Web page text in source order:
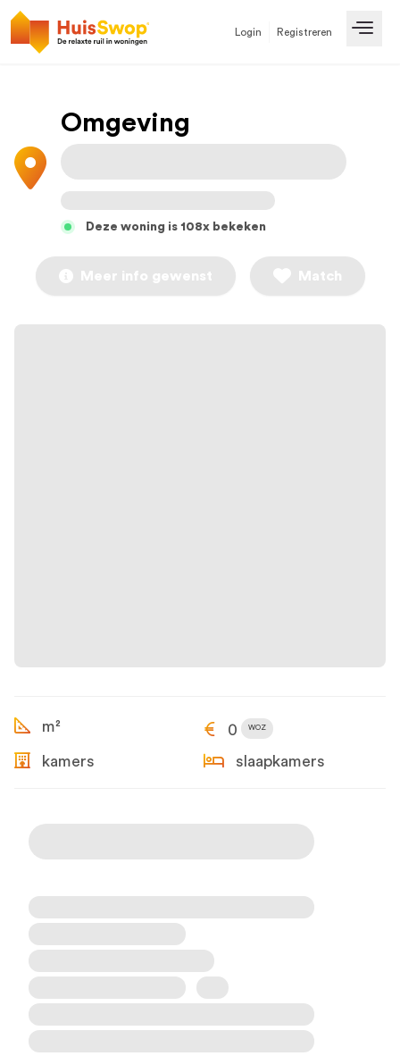
Login Registreren
Omgeving
Deze woning is 108x bekeken
Meer info gewenst Match
m² 0 WOZ
kamers slaapkamers